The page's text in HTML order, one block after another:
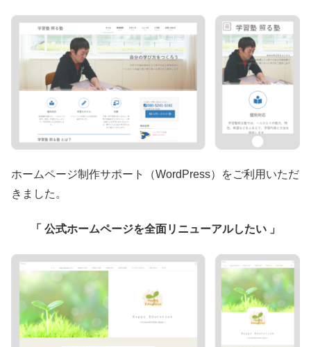
ホームページ制作サポート（WordPress）をご利用いただ
きました。
「 公式ホームページを全面リニューアルしたい 」